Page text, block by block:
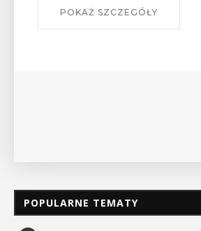
W środę 12
POPULARNE TEMATY